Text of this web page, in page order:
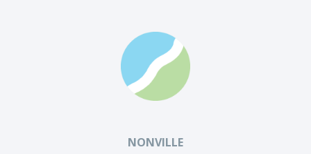
NONVILLE